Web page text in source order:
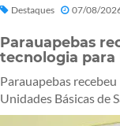
Destaques 07/08/
Parauapebas
tecnologia para
Parauapebas
Unidades Básicas de